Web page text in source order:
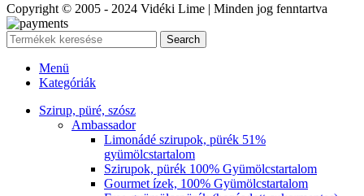
Copyright © 2005 - 2024 Vidéki Lime | Minden jog fenntartva
Search
Menü
Kategóriák
Szirup, püré, szósz
Ambassador
Limonádé szirupok, pürék 51%
gyümölcstartalom
Szirupok, pürék 100% Gyümölcstartalom
Gourmet ízek, 100% Gyümölcstartalom